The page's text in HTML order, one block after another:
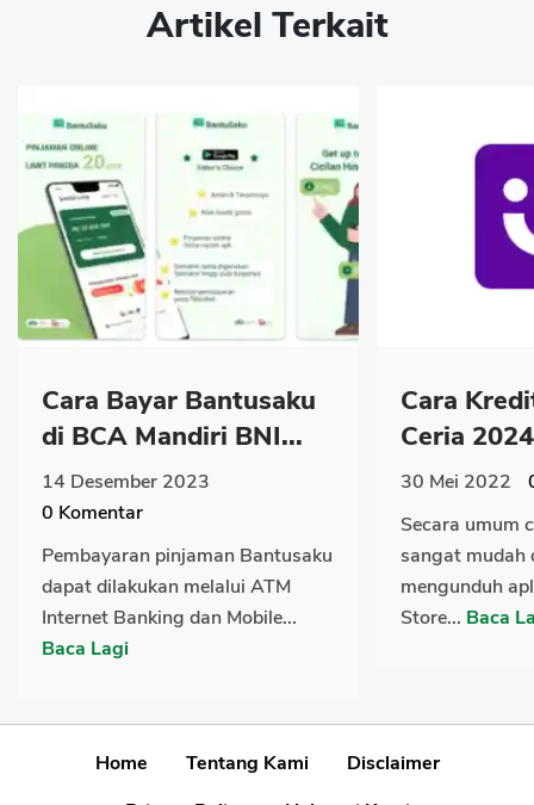
Artikel Terkait
Cara Bayar Bantusaku
di BCA Mandiri BNI...
14 Desember 2023
0 Komentar
Pembayaran pinjaman Bantusaku
dapat dilakukan melalui ATM
Internet Banking dan Mobile...
Baca Lagi
Cara
Ceria
30 Mei 2022
Secara umum
sangat mudah
mengunduh
Store... Baca
Home Tentang Kami
Disclaimer